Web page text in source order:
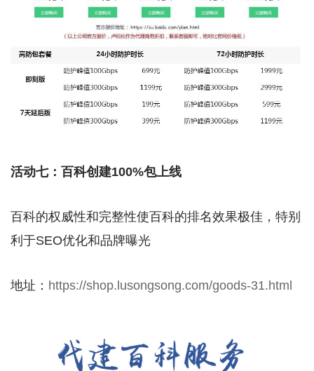
活动七：百科创建100%包上线
百科的权威性和完整性使百科的排名效果极佳，特别
利于SEO优化和品牌曝光
地址： https://shop.lusongsong.com/goods-31.html